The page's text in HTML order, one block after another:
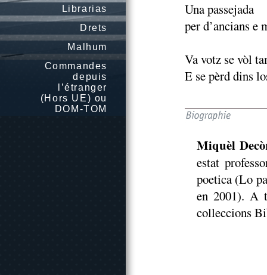
Librarias
Drets
Malhum
Commandes
depuis
l’étranger
(Hors UE) ou
DOM-TOM
Una passejada
per d’ancians e
Va votz se vòl
E se pèrd dins
Miquèl
estat
poetica (Lo
en 2001). A
colleccions